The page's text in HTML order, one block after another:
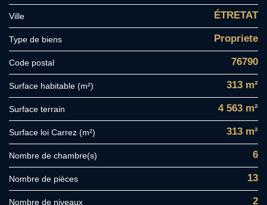
Ville ÉTRETAT
Type de biens Propriete
Code postal 76790
Surface habitable (m²) 313 m²
surface terrain 4 563 m²
Surface loi Carrez (m²) 313 m²
Nombre de chambre(s) 6
Nombre de pièces 13
Nombre de niveaux 2